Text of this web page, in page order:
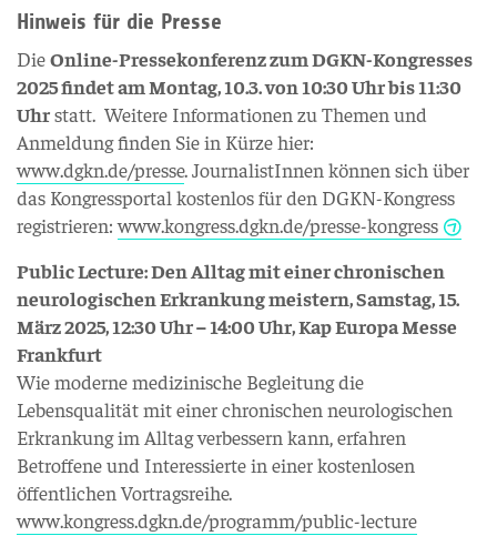
Hinweis für die Presse
DieOnline-Pressekonferenz zum DGKN-Kongresses
2025 findet am Montag, 10.3. von 10:30 Uhr bis 11:30
Uhrstatt. Weitere Informationen zu Themen und
Anmeldung finden Sie in Kürze hier:
www.dgkn.de/presse. JournalistInnen können sich über
das Kongressportal kostenlos für den DGKN-Kongress
registrieren:www.kongress.dgkn.de/presse-kongress
Public Lecture: Den Alltag mit einer chronischen
neurologischen Erkrankung meistern, Samstag, 15.
März 2025, 12:30 Uhr – 14:00 Uhr, Kap Europa Messe
Frankfurt
Wie moderne medizinische Begleitung die
Lebensqualität mit einer chronischen neurologischen
Erkrankung im Alltag verbessern kann, erfahren
Betroffene und Interessierte in einer kostenlosen
öffentlichen Vortragsreihe.
www.kongress.dgkn.de/programm/public-lecture